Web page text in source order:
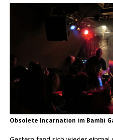
Obsolete Incarnation im Bambi